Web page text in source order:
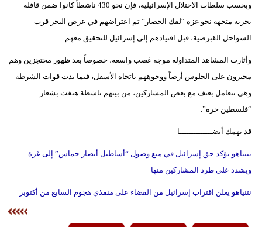
وبحسب سلطات الاحتلال الإسرائيلية، فإن نحو 430 ناشطاً كانوا ضمن قافلة
بحرية متجهة نحو غزة “لفك الحصار” تم اعتراضهم في عرض البحر قرب
السواحل القبرصية، قبل اقتيادهم إلى إسرائيل للتحقيق معهم.
وأثارت المشاهد المتداولة موجة غضب واسعة، خصوصاً بعد ظهور محتجزين وهم
مجبرون على الجلوس أرضاً ووجوههم باتجاه الأسفل، فيما بدت قوات الشرطة
وهي تتعامل بعنف مع بعض المشاركين، من بينهم ناشطة هتفت بشعار
“فلسطين حرة”.
قد يهمك أيضــــــــــــــا
نتنياهو يؤكد حق إسرائيل في منع وصول “أساطيل أنصار حماس” إلى غزة
ويشدد على طرد المشاركين منها
نتنياهو يعلن اقتراب إسرائيل من القضاء على منفذي هجوم السابع من أكتوبر